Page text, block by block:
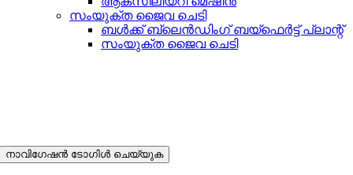
സംയുക്ത ജൈവ ചെടി
ബൾക്ക് ബ്ലെൻഡിംഗ് ബയ്ഫെർട്ട് പ്ലാന്റ്
സംയുക്ത ജൈവ ചെടി
നാവിഗേഷൻ ടോഗിൾ ചെയ്യുക